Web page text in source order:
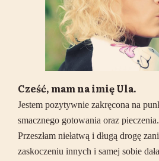
Cześć, mam na imię Ula.
Jestem pozytywnie zakręcona na
smacznego gotowania oraz pieczenia.
Przeszłam niełatwą i długą drogę
zaskoczeniu innych i samej sobie